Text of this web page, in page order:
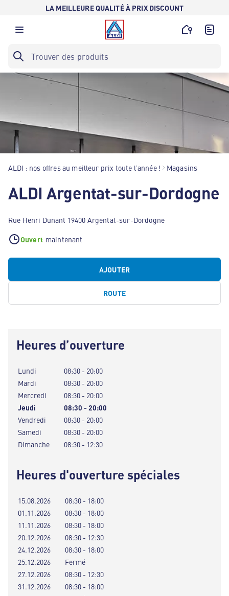
LA MEILLEURE QUALITÉ À PRIX DISCOUNT
ALDI : nos offres au meilleur prix toute l’année ! Magasins
ALDI Argentat-sur-Dordogne
Rue Henri Dunant 19400 Argentat-sur-Dordogne
Ouvert maintenant
AJOUTER
ROUTE
Heures d’ouverture
Lundi
08:30 - 20:00
Mardi
08:30 - 20:00
Mercredi
08:30 - 20:00
Jeudi
08:30 - 20:00
Vendredi
08:30 - 20:00
Samedi
08:30 - 20:00
Dimanche
08:30 - 12:30
Heures d'ouverture spéciales
15.08.2026
08:30 - 18:00
01.11.2026
08:30 - 18:00
11.11.2026
08:30 - 18:00
20.12.2026
08:30 - 12:30
24.12.2026
08:30 - 18:00
25.12.2026
Fermé
27.12.2026
08:30 - 12:30
31.12.2026
08:30 - 18:00